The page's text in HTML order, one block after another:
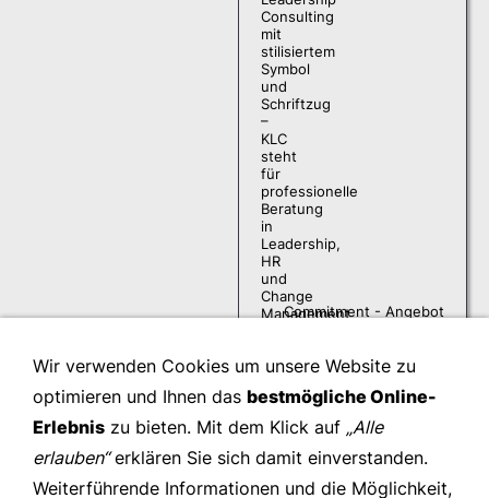
Commitment - Angebot
Wir verwenden Cookies um unsere Website zu
optimieren und Ihnen das bestmögliche Online-
Erlebnis zu bieten. Mit dem Klick auf „Alle
erlauben“erklären Sie sich damit einverstanden.
Weiterführende Informationen und die Möglichkeit,